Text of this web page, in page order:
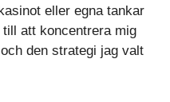
eller egna tankar
att koncentrera mig
den strategi jag valt